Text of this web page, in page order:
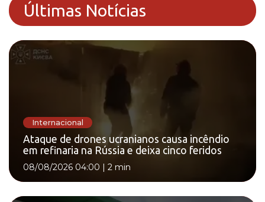
Últimas Notícias
Internacional
Ataque de drones ucranianos causa incêndio
em refinaria na Rússia e deixa cinco feridos
08/08/2026 04:00 | 2 min